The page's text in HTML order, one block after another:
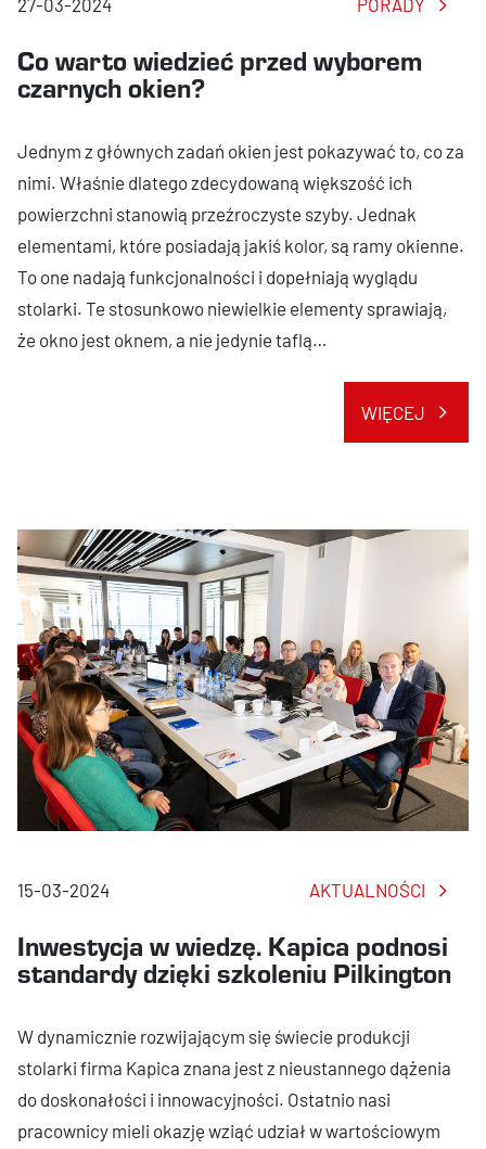
27-03-2024 PORADY
Co warto wiedzieć przed wyborem
czarnych okien?
Jednym z głównych zadań okien jest pokazywać to, co za
nimi. Właśnie dlatego zdecydowaną większość ich
powierzchni stanowią przeźroczyste szyby. Jednak
elementami, które posiadają jakiś kolor, są ramy okienne.
To one nadają funkcjonalności i dopełniają wyglądu
stolarki. Te stosunkowo niewielkie elementy sprawiają,
że okno jest oknem, a nie jedynie taflą…
WIĘCEJ
15-03-2024 AKTUALNOŚCI
Inwestycja w wiedzę. Kapica podnosi
standardy dzięki szkoleniu Pilkington
W dynamicznie rozwijającym się świecie produkcji
stolarki firma Kapica znana jest z nieustannego dążenia
do doskonałości i innowacyjności. Ostatnio nasi
pracownicy mieli okazję wziąć udział w wartościowym